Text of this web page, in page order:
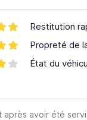
Restitution
Propreté de
État du
avoir été